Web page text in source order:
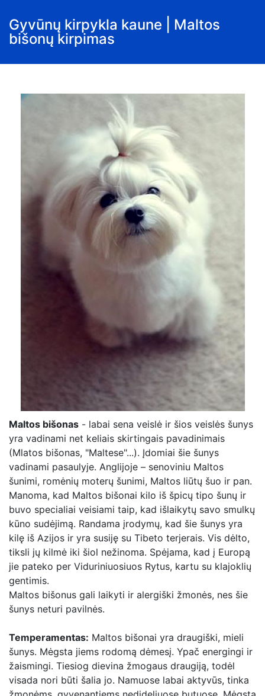
Gyvūnų kirpykla kaune | Maltos
bišonų kirpimas
Maltos bišonas - labai sena veislė ir šios veislės šunys
yra vadinami net keliais skirtingais pavadinimais
(Mlatos bišonas, "Maltese"...). Įdomiai šie šunys
vadinami pasaulyje. Anglijoje – senoviniu Maltos
šunimi, romėnių moterų šunimi, Maltos liūtų šuo ir pan.
Manoma, kad Maltos bišonai kilo iš špicų tipo šunų ir
buvo specialiai veisiami taip, kad išlaikytų savo smulkų
kūno sudėjimą. Randama įrodymų, kad šie šunys yra
kilę iš Azijos ir yra susiję su Tibeto terjerais. Vis dėlto,
tiksli jų kilmė iki šiol nežinoma. Spėjama, kad į Europą
jie pateko per Viduriniuosiuos Rytus, kartu su klajoklių
gentimis.
Maltos bišonus gali laikyti ir alergiški žmonės, nes šie
šunys neturi pavilnės.
Temperamentas: Maltos bišonai yra draugiški, mieli
šunys. Mėgsta jiems rodomą dėmesį. Ypač energingi ir
žaismingi. Tiesiog dievina žmogaus draugiją, todėl
visada nori būti šalia jo. Namuose labai aktyvūs, tinka